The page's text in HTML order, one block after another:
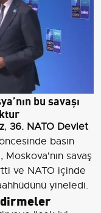
bu savaşı
, 36. NATO Devlet
basın
Moskova'nın savaş
ve NATO içinde
yineledi.